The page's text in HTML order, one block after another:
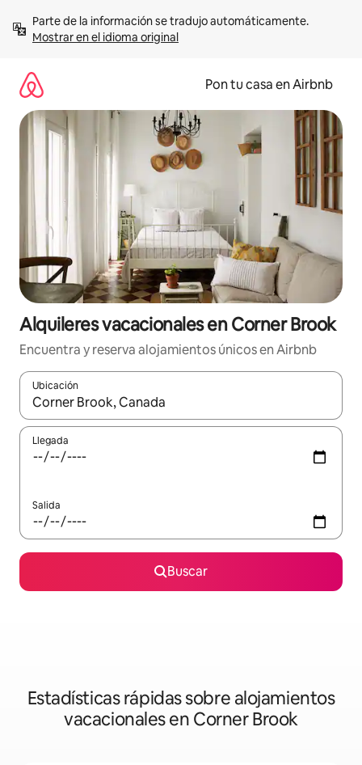
contenidoMostrar en el idioma original
Pon tu casa en Airbnb
Alquileres vacacionales en Corner Brook
Encuentra y reserva alojamientos únicos en Airbnb
Ubicación
Cuando los resultados estén disponibles, navega con las
Llegada
Salida
Buscar
Estadísticas rápidas sobre alojamientos
vacacionales en Corner Brook